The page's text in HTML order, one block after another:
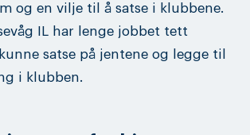
og en vilje til å satse i klubbene.
IL har lenge jobbet tett
satse på jentene og legge til
i klubben.